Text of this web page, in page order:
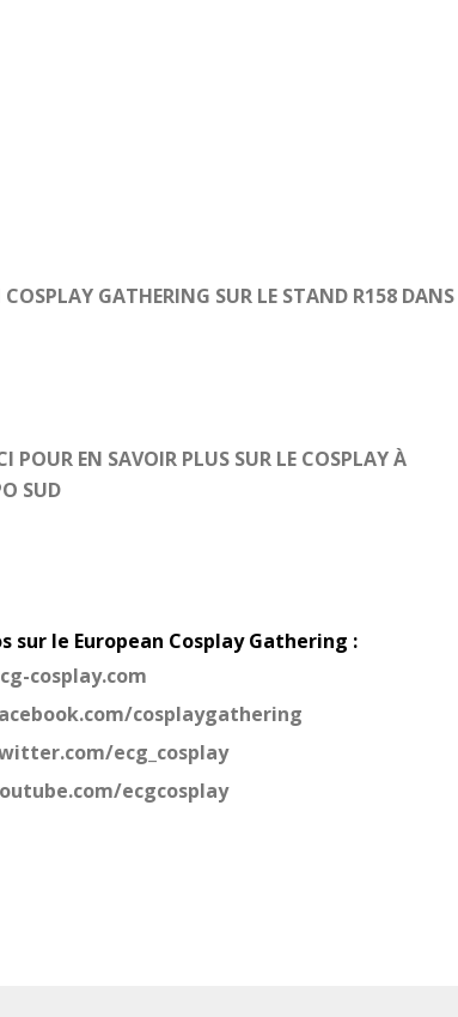
GATHERING SUR LE STAND R158 DANS
POUR EN SAVOIR PLUS SUR LE COSPLAY À
SUD
sur le European Cosplay Gathering :
cosplay.com
cosplaygathering
ecg_cosplay
ecgcosplay